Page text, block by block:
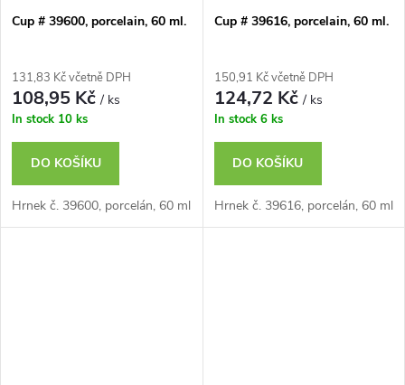
Cup # 39600, porcelain, 60 ml.
131,83 Kč včetně DPH
108,95 Kč/ ks
In stock 10 ks
DO KOŠÍKU
Hrnek č. 39600, porcelán, 60 ml
Cup # 39616, porcelain, 60 ml.
150,91 Kč včetně DPH
124,72 Kč/ ks
In stock 6 ks
DO KOŠÍKU
Hrnek č. 39616, porcelán, 60 ml